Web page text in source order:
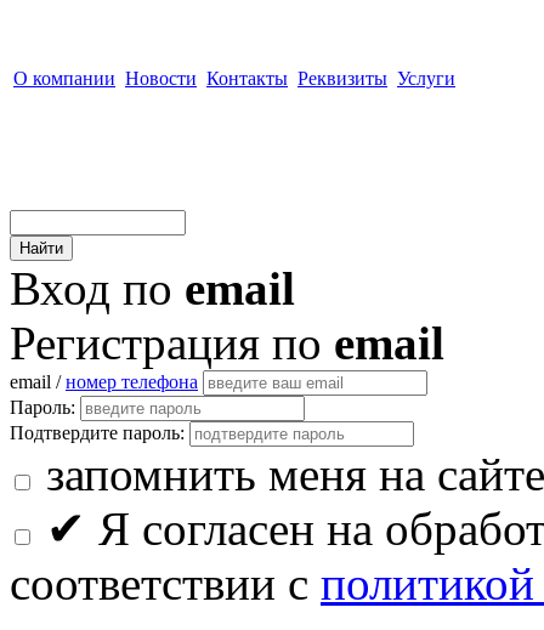
О компании Новости Контакты Реквизиты Услуги
Вход по email
Регистрация по email
email /номер телефона
Пароль:
Подтвердите пароль:
запомнить меня на сайте
✔ Я согласен на
соответствии с